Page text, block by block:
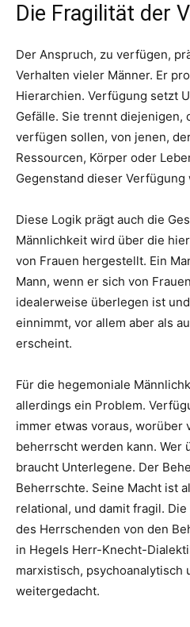
Die Fragilität der
Der Anspruch, zu verfügen,
Verhalten vieler Männer. Er
Hierarchien. Verfügung setzt
Gefälle. Sie trennt diejenigen,
verfügen sollen, von jenen,
Ressourcen, Körper oder
Gegenstand dieser Verfügung
Diese Logik prägt auch die
Männlichkeit wird über die
von Frauen hergestellt. Ein
Mann, wenn er sich von
idealerweise überlegen ist
einnimmt, vor allem aber als
erscheint.
Für die hegemoniale
allerdings ein Problem.
immer etwas voraus, worüber
beherrscht werden kann. Wer
braucht Unterlegene. Der
Beherrschte. Seine Macht ist
relational, und damit fragil.
des Herrschenden von den
in Hegels Herr-Knecht-
marxistisch, psychoanalytisch
weitergedacht.